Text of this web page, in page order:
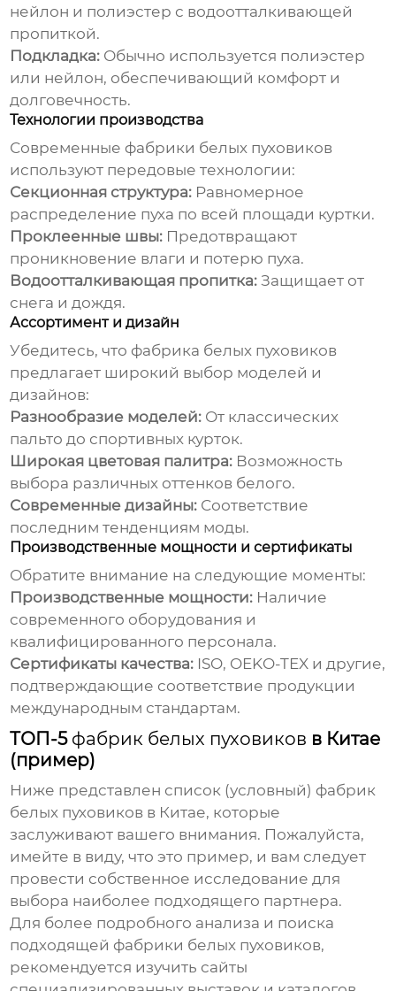
нейлон и полиэстер с водоотталкивающей
пропиткой.
Подкладка: Обычно используется полиэстер
или нейлон, обеспечивающий комфорт и
долговечность.
Технологии производства
Современные фабрики белых пуховиков
используют передовые технологии:
Секционная структура: Равномерное
распределение пуха по всей площади куртки.
Проклеенные швы: Предотвращают
проникновение влаги и потерю пуха.
Водоотталкивающая пропитка: Защищает от
снега и дождя.
Ассортимент и дизайн
Убедитесь, что фабрика белых пуховиков
предлагает широкий выбор моделей и
дизайнов:
Разнообразие моделей: От классических
пальто до спортивных курток.
Широкая цветовая палитра: Возможность
выбора различных оттенков белого.
Современные дизайны: Соответствие
последним тенденциям моды.
Производственные мощности и сертификаты
Обратите внимание на следующие моменты:
Производственные мощности: Наличие
современного оборудования и
квалифицированного персонала.
Сертификаты качества: ISO, OEKO-TEX и другие,
подтверждающие соответствие продукции
международным стандартам.
ТОП-5 фабрик белых пуховиков в Китае
(пример)
Ниже представлен список (условный) фабрик
белых пуховиков в Китае, которые
заслуживают вашего внимания. Пожалуйста,
имейте в виду, что это пример, и вам следует
провести собственное исследование для
выбора наиболее подходящего партнера.
Для более подробного анализа и поиска
подходящей фабрики белых пуховиков,
рекомендуется изучить сайты